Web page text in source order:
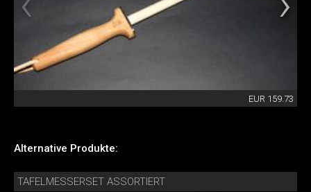
EUR 159.73
Alternative Produkte:
TAFELMESSERSET ASSORTIERT